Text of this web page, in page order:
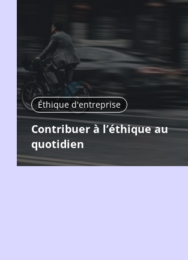
Éthique d'entreprise
Contribuer à l’éthique au
quotidien